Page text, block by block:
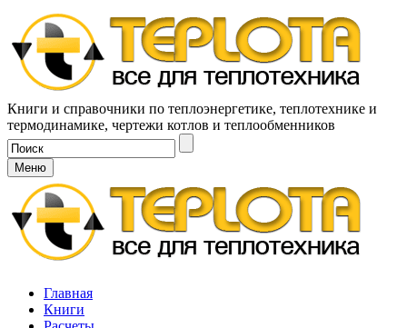
Книги и справочники по теплоэнергетике, теплотехнике и
термодинамике, чертежи котлов и теплообменников
Меню
Главная
Книги